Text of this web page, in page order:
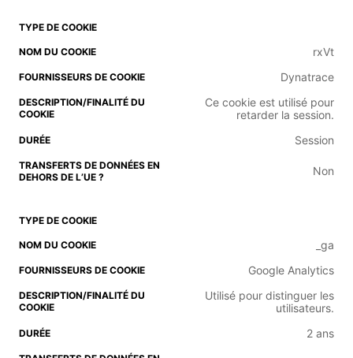
rxVt
Dynatrace
Ce cookie est utilisé pour
retarder la session.
Session
Non
_ga
Google Analytics
Utilisé pour distinguer les
utilisateurs.
2 ans